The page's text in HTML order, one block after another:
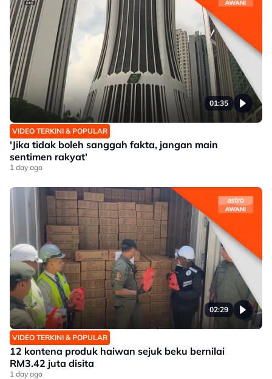
01:35
VIDEO TERKINI & POPULAR
'Jika tidak boleh sanggah fakta, jangan main
sentimen rakyat'
1 day ago
02:29
VIDEO TERKINI & POPULAR
12 kontena produk haiwan sejuk beku bernilai
RM3.42 juta disita
1 day ago